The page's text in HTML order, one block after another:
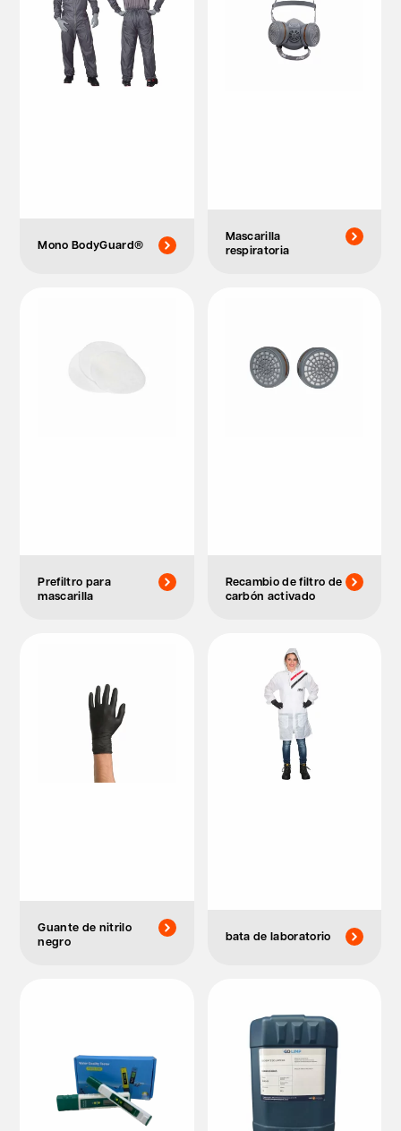
Mono BodyGuard®
Mascarilla
respiratoria
Prefiltro para
mascarilla
Recambio de filtro de
carbón activado
Guante de nitrilo
negro
bata de laboratorio